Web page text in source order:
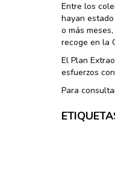
Entre los
hayan
o más
recoge en la
El Plan
esfuerzos
Para